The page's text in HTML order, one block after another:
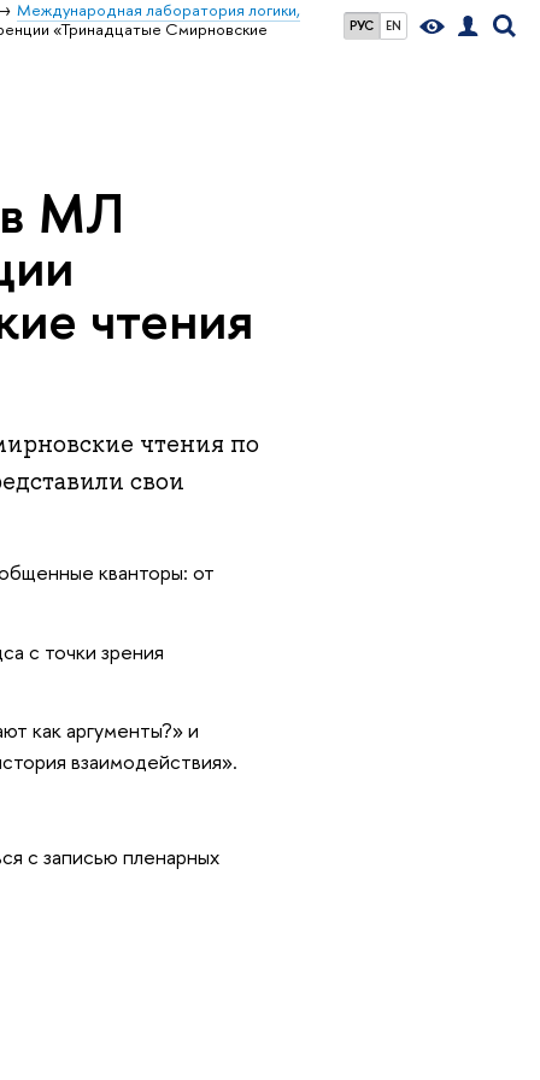
РУС EN
Международная лаборатория логики,
«Тринадцатые Смирновские
МЛ
чтения
чтения по
свои
кванторы: от
с точки зрения
как аргументы?» и
взаимодействия».
с записью пленарных